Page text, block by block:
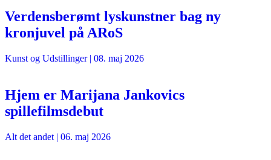
Verdensberømt lyskunstner bag ny
kronjuvel på ARoS
Kunst og Udstillinger| 08. maj 2026
Hjem er Marijana Jankovics
spillefilmsdebut
Alt det andet | 06. maj 2026